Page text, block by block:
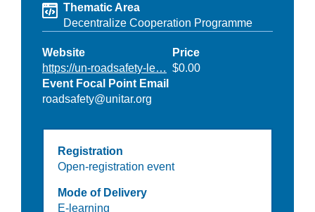
Thematic Area
Decentralize Cooperation Programme
Website
https://un-roadsafety-le…
Price
$0.00
Event Focal Point Email
roadsafety@unitar.org
Registration
Open-registration event
Mode of Delivery
E-learning